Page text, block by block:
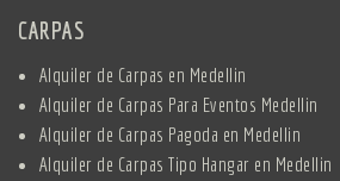
CARPAS
Alquiler de Carpas en Medellin
Alquiler de Carpas Para Eventos Medellin
Alquiler de Carpas Pagoda en Medellin
Alquiler de Carpas Tipo Hangar en Medellin